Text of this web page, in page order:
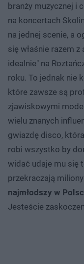
branży muzycznej i
na koncertach
na jednej scenie, a
się właśnie razem
idealnie" na
roku. To jednak nie
które zawsze są
zjawiskowymi
wielu znanych
gwiazdę disco,
robi wszystko by
widać udaje mu się
przekraczają
najmłodszy w
Jesteście